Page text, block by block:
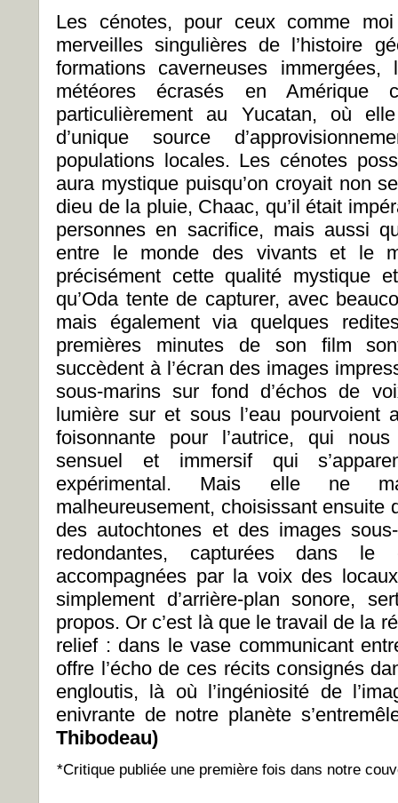
Les cénotes, pour ceux comme
merveilles singulières de l’histoire
formations caverneuses
météores écrasés en Amérique
particulièrement au Yucatan, où
d’unique source
populations locales. Les cénotes
aura mystique puisqu’on croyait non
dieu de la pluie, Chaac, qu’il était
personnes en sacrifice, mais aussi
entre le monde des vivants et le
précisément cette qualité mystique
qu’Oda tente de capturer, avec
mais également via quelques
premières minutes de son film
succèdent à l’écran des images
sous-marins sur fond d’échos de
lumière sur et sous l’eau pourvoient
foisonnante pour l’autrice, qui
sensuel et immersif qui
expérimental. Mais elle ne
malheureusement, choisissant ensuite
des autochtones et des images
redondantes, capturées dans
accompagnées par la voix des
simplement d’arrière-plan sonore,
propos. Or c’est là que le travail de la
relief : dans le vase communicant
offre l’écho de ces récits consignés
engloutis, là où l’ingéniosité de
enivrante de notre planète
Thibodeau)
*Critique publiée une première fois dans notre